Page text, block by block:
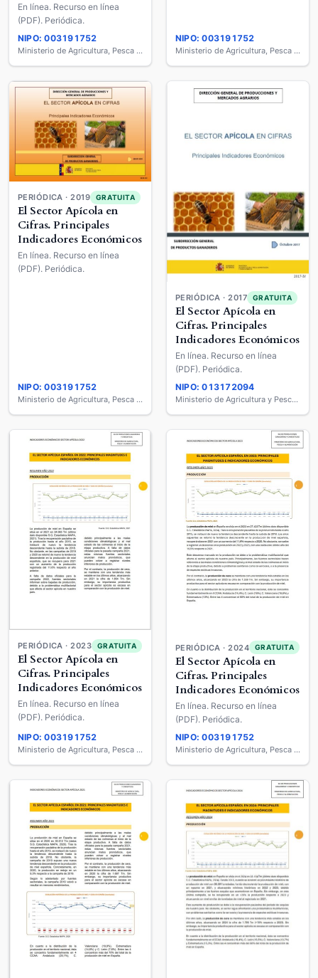
En línea. Recurso en línea
(PDF). Periódica.
NIPO: 003191752
Ministerio de Agricultura, Pesca y Alimentación
NIPO: 003191752
Ministerio de Agricultura, Pesca y Alimentación
PERIÓDICA · 2019 GRATUITA
El Sector Apícola en
Cifras. Principales
Indicadores Económicos
En línea. Recurso en línea
(PDF). Periódica.
NIPO: 003191752
Ministerio de Agricultura, Pesca y Alimentación
PERIÓDICA · 2017 GRATUITA
El Sector Apícola en
Cifras. Principales
Indicadores Económicos
En línea. Recurso en línea
(PDF). Periódica.
NIPO: 013172094
Ministerio de Agricultura y Pesca, Alimentación y Medio Ambiente
PERIÓDICA · 2023 GRATUITA
El Sector Apícola en
Cifras. Principales
Indicadores Económicos
En línea. Recurso en línea
(PDF). Periódica.
NIPO: 003191752
Ministerio de Agricultura, Pesca y Alimentación
PERIÓDICA · 2024 GRATUITA
El Sector Apícola en
Cifras. Principales
Indicadores Económicos
En línea. Recurso en línea
(PDF). Periódica.
NIPO: 003191752
Ministerio de Agricultura, Pesca y Alimentación